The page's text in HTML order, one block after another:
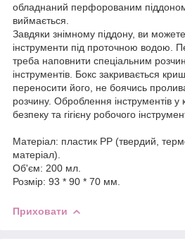
обладнаний перфорованим
виймається.
Завдяки знімному піддону, ви
інструменти під проточною водою.
треба наповнити спеціальним
інструментів. Бокс закривається
переносити його, не боячись
розчину. Оброблення інструментів у
безпеку та гігієну робочого
Матеріал: пластик PP (твердий,
матеріал).
Об'єм: 200 мл.
Розмір: 93 * 90 * 70 мм.
Приховати